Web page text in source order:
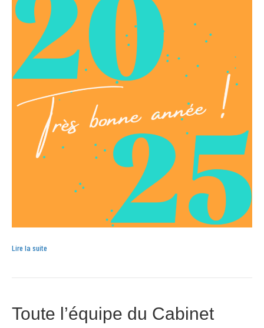
Lire la suite
Toute l’équipe du Cabinet